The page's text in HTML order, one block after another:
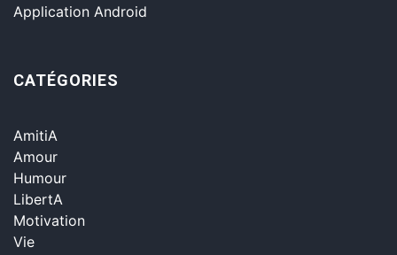
Application Android
CATÉGORIES
AmitiA
Amour
Humour
LibertA
Motivation
Vie